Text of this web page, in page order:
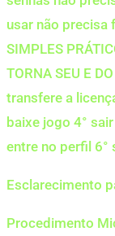
usar não precisa
SIMPLES
TORNA SEU E
transfere a
baixe jogo 4°
entre no perfil 6°
Esclarecimento
Procedimento